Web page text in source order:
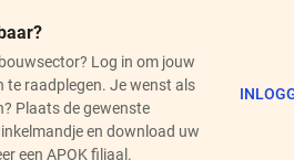
Log in om jouw
te raadplegen. Je wenst als
Plaats de gewenste
en download uw
een APOK filiaal.